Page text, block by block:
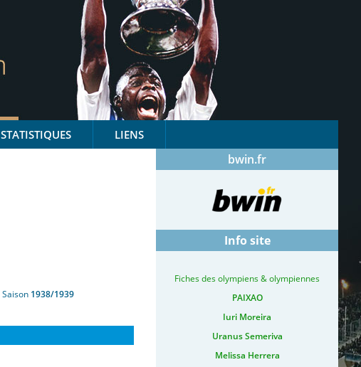
STATISTIQUES LIENS
Saison 1938/1939
bwin.fr
Info site
Fiches des olympiens & olympiennes
PAIXAO
Iuri Moreira
Uranus Semeriva
Melissa Herrera